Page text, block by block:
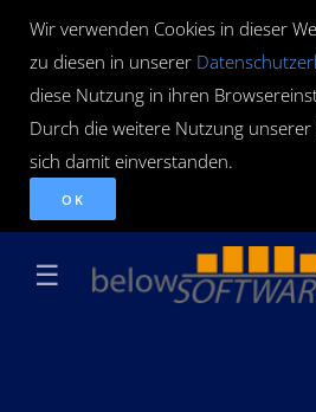
Wir verwenden Cookies in dieser
zu diesen in unserer
diese Nutzung in ihren
Durch die weitere Nutzung unserer
sich damit einverstanden.
OK
☰